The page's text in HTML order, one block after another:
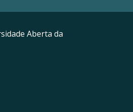
Aberta da